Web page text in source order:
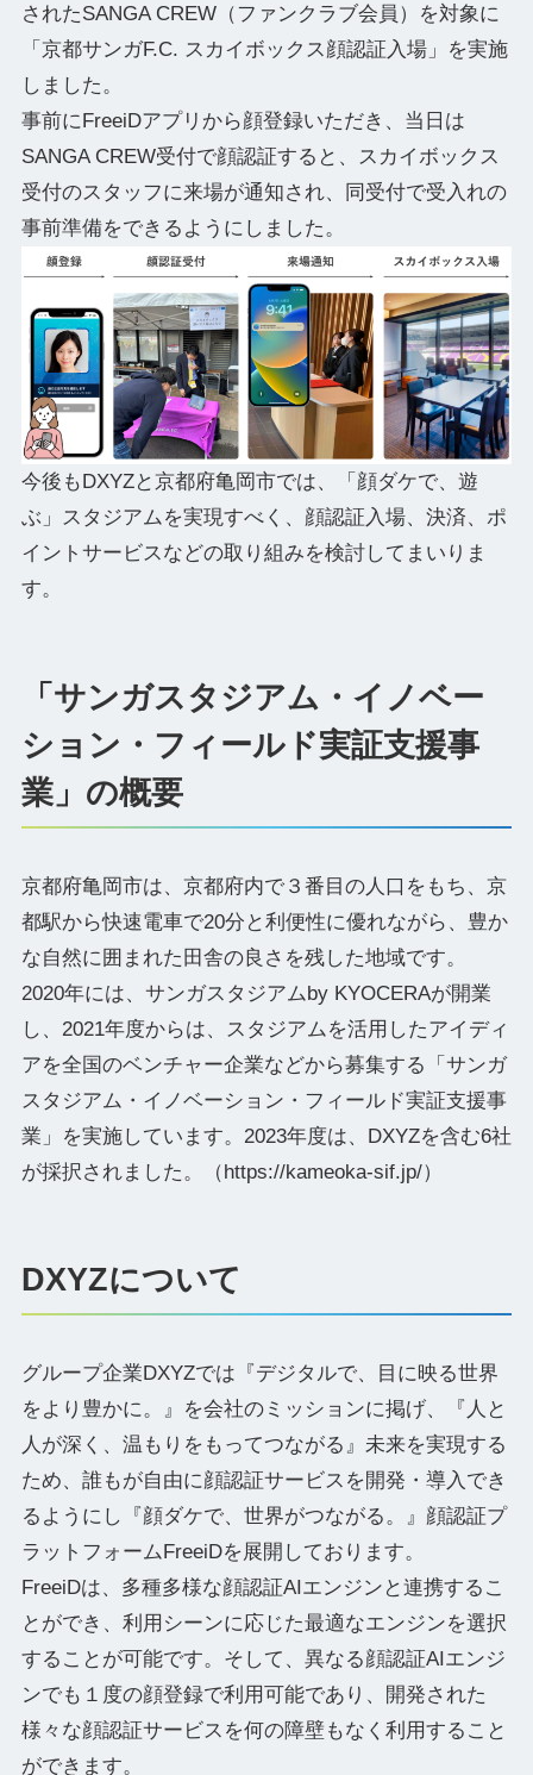
されたSANGA CREW（ファンクラブ会員）を対象に
「京都サンガF.C. スカイボックス顔認証入場」を実施
しました。
事前にFreeiDアプリから顔登録いただき、当日は
SANGA CREW受付で顔認証すると、スカイボックス
受付のスタッフに来場が通知され、同受付で受入れの
事前準備をできるようにしました。
今後もDXYZと京都府亀岡市では、「顔ダケで、遊
ぶ」スタジアムを実現すべく、顔認証入場、決済、ポ
イントサービスなどの取り組みを検討してまいりま
す。
「サンガスタジアム・イノベー
ション・フィールド実証支援事
業」の概要
京都府亀岡市は、京都府内で３番目の人口をもち、京
都駅から快速電車で20分と利便性に優れながら、豊か
な自然に囲まれた田舎の良さを残した地域です。
2020年には、サンガスタジアムby KYOCERAが開業
し、2021年度からは、スタジアムを活用したアイディ
アを全国のベンチャー企業などから募集する「サンガ
スタジアム・イノベーション・フィールド実証支援事
業」を実施しています。2023年度は、DXYZを含む6社
が採択されました。（https://kameoka-sif.jp/）
DXYZについて
グループ企業DXYZでは『デジタルで、目に映る世界
をより豊かに。』を会社のミッションに掲げ、『人と
人が深く、温もりをもってつながる』未来を実現する
ため、誰もが自由に顔認証サービスを開発・導入でき
るようにし『顔ダケで、世界がつながる。』顔認証プ
ラットフォームFreeiDを展開しております。
FreeiDは、多種多様な顔認証AIエンジンと連携するこ
とができ、利用シーンに応じた最適なエンジンを選択
することが可能です。そして、異なる顔認証AIエンジ
ンでも１度の顔登録で利用可能であり、開発された
様々な顔認証サービスを何の障壁もなく利用すること
ができます。